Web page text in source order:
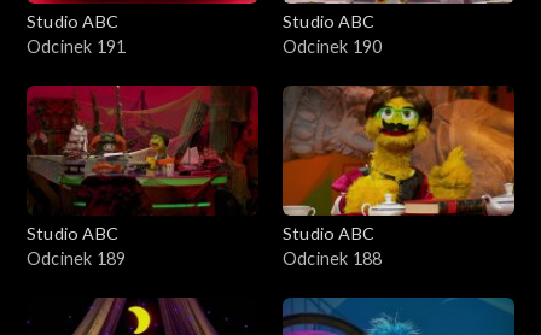
Studio ABC
Odcinek 191
Studio ABC
Odcinek 190
Studio ABC
Odcinek 189
Studio ABC
Odcinek 188